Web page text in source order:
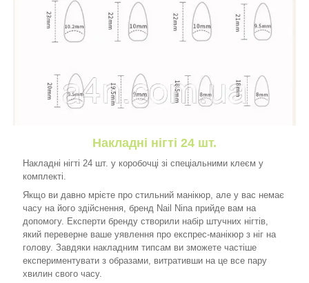
Накладні нігті 24 шт.
Накладні нігті 24 шт. у коробочці зі спеціальними клеєм у
комплекті.
Якщо ви давно мрієте про стильний манікюр, але у вас немає
часу на його здійснення, бренд Nail Nina прийде вам на
допомогу. Експерти бренду створили набір штучних нігтів,
який переверне ваше уявлення про експрес-манікюр з ніг на
голову. Завдяки накладним типсам ви зможете частіше
експериментувати з образами, витративши на це все пару
хвилин свого часу.